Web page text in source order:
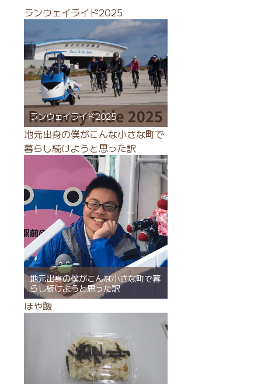
ランウェイライド2025
ランウェイライド2025
地元出身の僕がこんな小さな町で
暮らし続けようと思った訳
地元出身の僕がこんな小さな町で暮
らし続けようと思った訳
ほや飯